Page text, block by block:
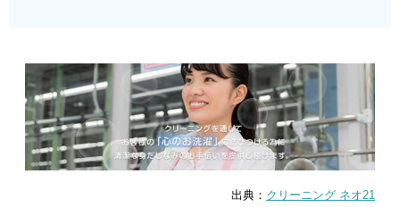
出典： クリーニング ネオ21